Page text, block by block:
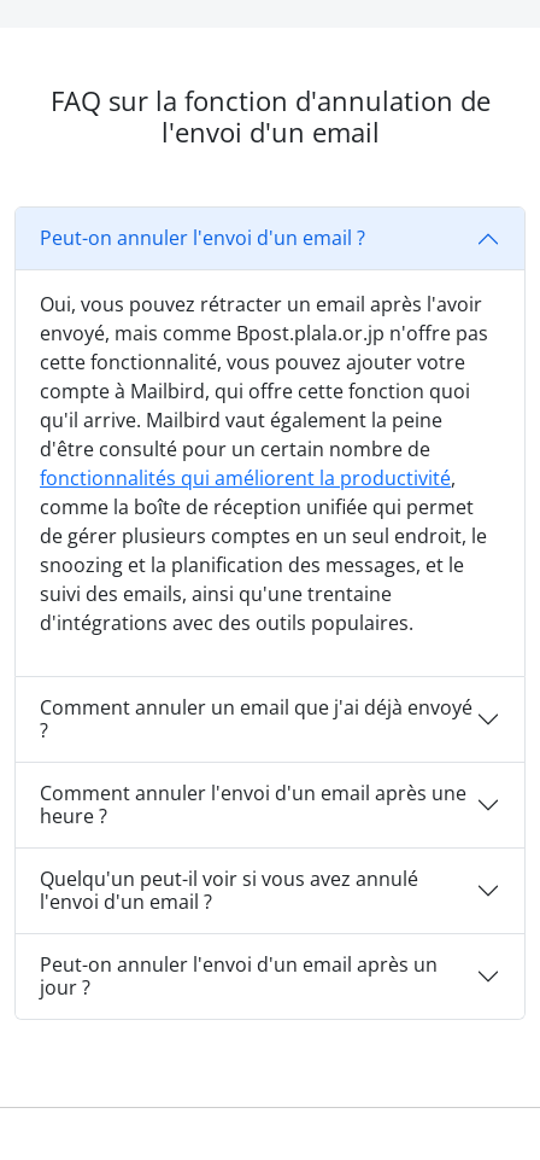
FAQ sur la fonction d'annulation de
l'envoi d'un email
Peut-on annuler l'envoi d'un email ?
Oui, vous pouvez rétracter un email après l'avoir
envoyé, mais comme Bpost.plala.or.jp n'offre pas
cette fonctionnalité, vous pouvez ajouter votre
compte à Mailbird, qui offre cette fonction quoi
qu'il arrive. Mailbird vaut également la peine
d'être consulté pour un certain nombre de
fonctionnalités qui améliorent la productivité,
comme la boîte de réception unifiée qui permet
de gérer plusieurs comptes en un seul endroit, le
snoozing et la planification des messages, et le
suivi des emails, ainsi qu'une trentaine
d'intégrations avec des outils populaires.
Comment annuler un email que j'ai déjà envoyé
?
Comment annuler l'envoi d'un email après une
heure ?
Quelqu'un peut-il voir si vous avez annulé
l'envoi d'un email ?
Peut-on annuler l'envoi d'un email après un
jour ?